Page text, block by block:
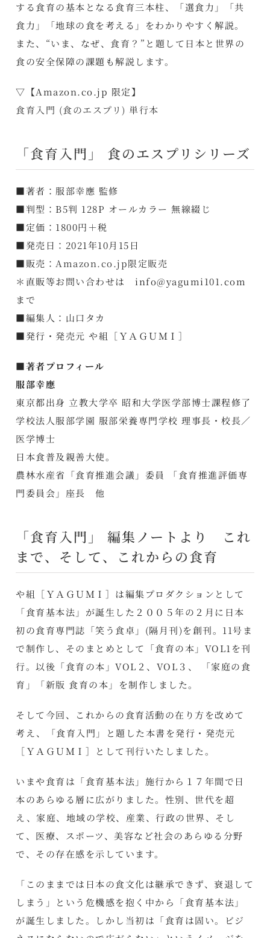
する食育の基本となる食育三本柱、「選食力」「共
食力」「地球の食を考える」をわかりやすく解説。
また、“いま、なぜ、食育？”と題して日本と世界の
食の安全保障の課題も解説します。
▽【Amazon.co.jp 限定】
食育入門 (食のエスプリ) 単行本
「食育入門」 食のエスプリシリーズ
■著者：服部幸應 監修
■判型：B5判 128P オールカラー 無線綴じ
■定価：1800円＋税
■発売日：2021年10月15日
■販売： Amazon.co.jp限定販売
＊直販等お問い合わせは info@yagumi101.com
まで
■編集人：山口タカ
■発行・発売元 や組［ＹＡＧＵＭＩ］
■著者プロフィール
服部幸應
東京都出身 立教大学卒 昭和大学医学部博士課程修了
学校法人服部学園 服部栄養専門学校 理事長・校長／
医学博士
日本食普及親善大使。
農林水産省「食育推進会議」委員 「食育推進評価専
門委員会」座長 他
「食育入門」 編集ノートより これ
まで、そして、これからの食育
や組［ＹＡＧＵＭＩ］は編集プロダクションとして
「食育基本法」が誕生した２００５年の２月に日本
初の食育専門誌「笑う食卓」(隔月刊)を創刊。11号ま
で制作し、そのまとめとして「食育の本」VOL1を刊
行。以後「食育の本」VOL２、VOL３、 「家庭の食
育」「新版 食育の本」を制作しました。
そして今回、これからの食育活動の在り方を改めて
考え、「食育入門」と題した本書を発行・発売元
［ＹＡＧＵＭＩ］として刊行いたしました。
いまや食育は「食育基本法」施行から１７年間で日
本のあらゆる層に広がりました。性別、世代を超
え、家庭、地域の学校、産業、行政の世界、そし
て、医療、スポーツ、美容など社会のあらゆる分野
で、その存在感を示しています。
「このままでは日本の食文化は継承できず、衰退して
しまう」という危機感を抱く中から「食育基本法」
が誕生しました。しかし当初は「食育は固い。ビジ